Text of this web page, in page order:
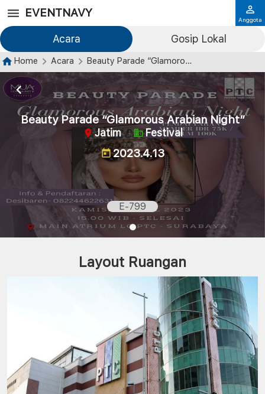
EVENTNAVY
Acara Gosip Lokal
Anggota
Home Acara Beauty Parade “Glamorous Arabian Night”
Beauty Parade “Glamorous Arabian Night”
Jatim Festival
2023.4.13
E-799
Layout Ruangan